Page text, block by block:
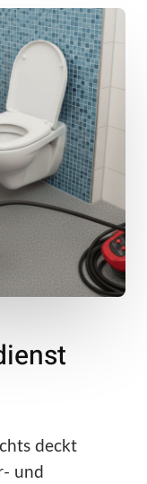
deckt
und